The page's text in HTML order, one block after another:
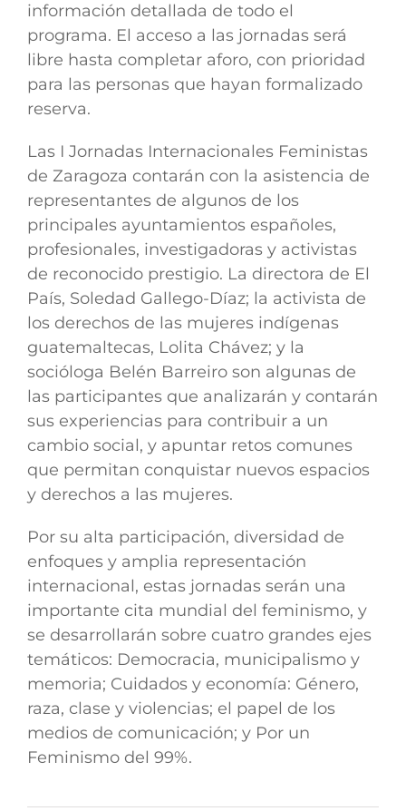
información detallada de todo el
programa. El acceso a las jornadas será
libre hasta completar aforo, con prioridad
para las personas que hayan formalizado
reserva.
Las I Jornadas Internacionales Feministas
de Zaragoza contarán con la asistencia de
representantes de algunos de los
principales ayuntamientos españoles,
profesionales, investigadoras y activistas
de reconocido prestigio. La directora de El
País, Soledad Gallego-Díaz; la activista de
los derechos de las mujeres indígenas
guatemaltecas, Lolita Chávez; y la
socióloga Belén Barreiro son algunas de
las participantes que analizarán y contarán
sus experiencias para contribuir a un
cambio social, y apuntar retos comunes
que permitan conquistar nuevos espacios
y derechos a las mujeres.
Por su alta participación, diversidad de
enfoques y amplia representación
internacional, estas jornadas serán una
importante cita mundial del feminismo, y
se desarrollarán sobre cuatro grandes ejes
temáticos: Democracia, municipalismo y
memoria; Cuidados y economía: Género,
raza, clase y violencias; el papel de los
medios de comunicación; y Por un
Feminismo del 99%.